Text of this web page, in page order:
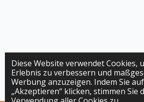
Diese Website verwendet Cookies,
Erlebnis zu verbessern und
Werbung anzuzeigen. Indem Sie auf
„Akzeptieren“ klicken, stimmen Sie